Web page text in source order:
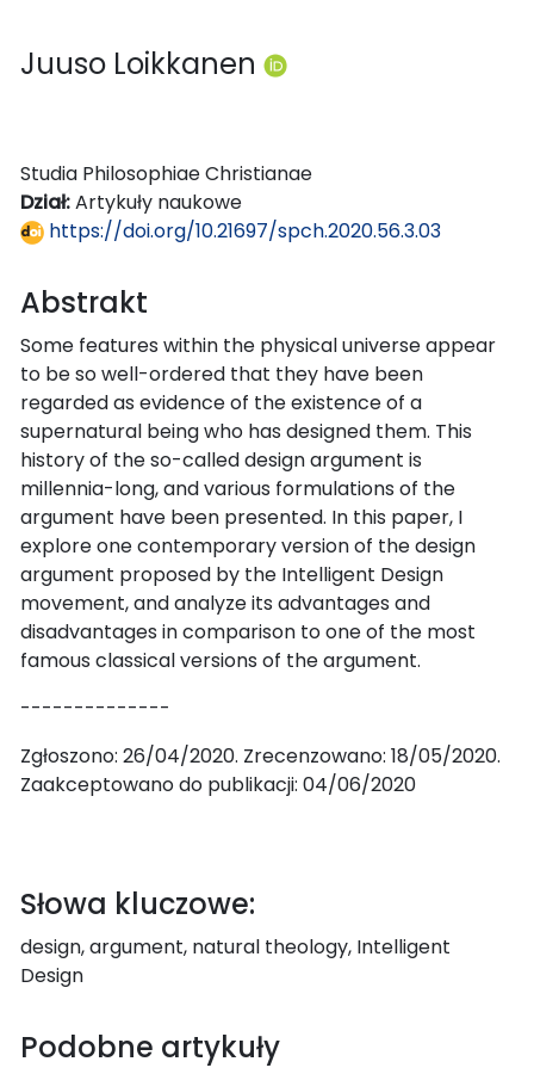
Juuso Loikkanen
Studia Philosophiae Christianae
Dział:Artykuły naukowe
https://doi.org/10.21697/spch.2020.56.3.03
Abstrakt
Some features within the physical universe appear
to be so well-ordered that they have been
regarded as evidence of the existence of a
supernatural being who has designed them. This
history of the so-called design argument is
millennia-long, and various formulations of the
argument have been presented. In this paper, I
explore one contemporary version of the design
argument proposed by the Intelligent Design
movement, and analyze its advantages and
disadvantages in comparison to one of the most
famous classical versions of the argument.
--------------
Zgłoszono: 26/04/2020. Zrecenzowano: 18/05/2020.
Zaakceptowano do publikacji: 04/06/2020
Słowa kluczowe:
design, argument, natural theology, Intelligent
Design
Podobne artykuły